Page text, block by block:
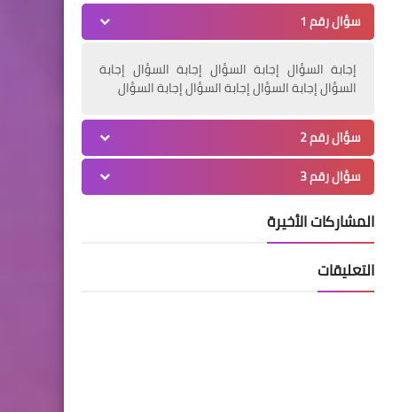
سؤال رقم 1
إجابة السؤال إجابة السؤال إجابة السؤال إجابة
السؤال إجابة السؤال إجابة السؤال إجابة السؤال
سؤال رقم 2
سؤال رقم 3
المشاركات الأخيرة
التعليقات